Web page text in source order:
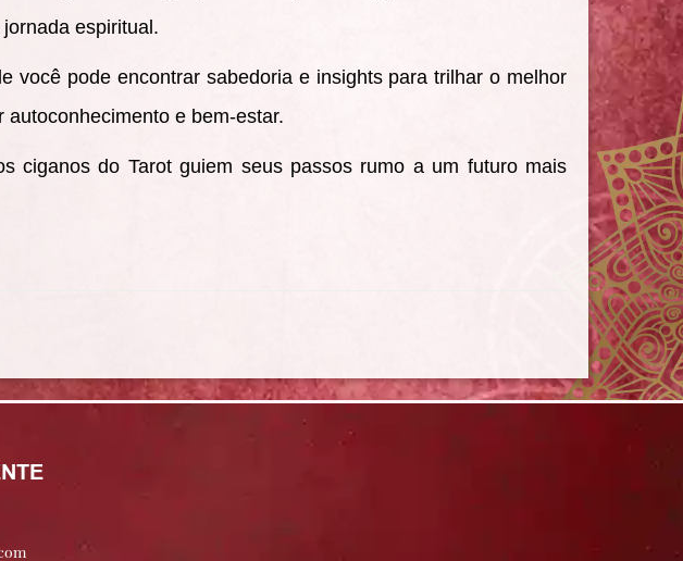
espiritual.
você pode encontrar sabedoria e insights para trilhar o melhor
e bem-estar.
ciganos do Tarot guiem seus passos rumo a um futuro mais